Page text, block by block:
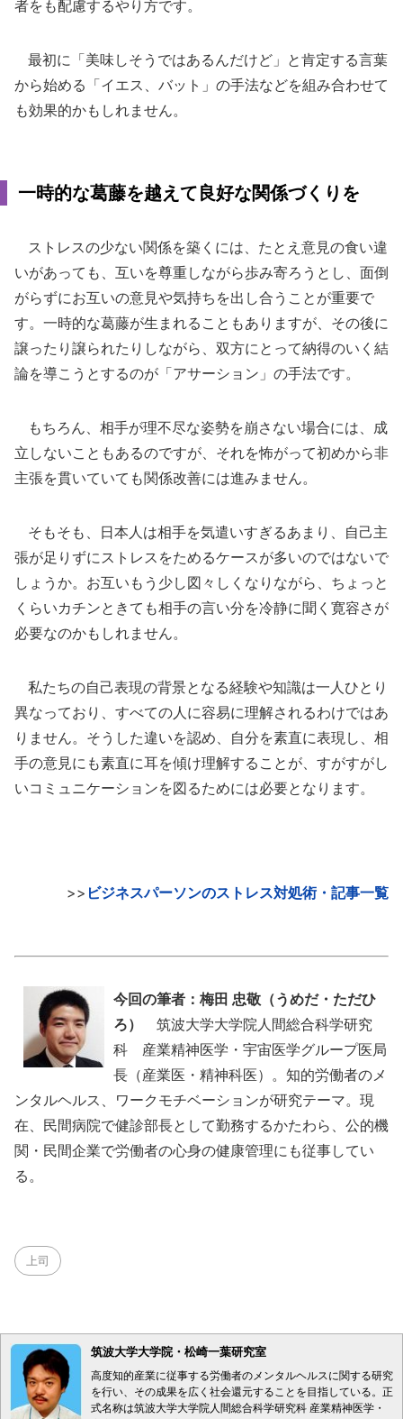
者をも配慮するやり方です。
最初に「美味しそうではあるんだけど」と肯定する言葉
から始める「イエス、バット」の手法などを組み合わせて
も効果的かもしれません。
一時的な葛藤を越えて良好な関係づくりを
ストレスの少ない関係を築くには、たとえ意見の食い違
いがあっても、互いを尊重しながら歩み寄ろうとし、面倒
がらずにお互いの意見や気持ちを出し合うことが重要で
す。一時的な葛藤が生まれることもありますが、その後に
譲ったり譲られたりしながら、双方にとって納得のいく結
論を導こうとするのが「アサーション」の手法です。
もちろん、相手が理不尽な姿勢を崩さない場合には、成
立しないこともあるのですが、それを怖がって初めから非
主張を貫いていても関係改善には進みません。
そもそも、日本人は相手を気遣いすぎるあまり、自己主
張が足りずにストレスをためるケースが多いのではないで
しょうか。お互いもう少し図々しくなりながら、ちょっと
くらいカチンときても相手の言い分を冷静に聞く寛容さが
必要なのかもしれません。
私たちの自己表現の背景となる経験や知識は一人ひとり
異なっており、すべての人に容易に理解されるわけではあ
りません。そうした違いを認め、自分を素直に表現し、相
手の意見にも素直に耳を傾け理解することが、すがすがし
いコミュニケーションを図るためには必要となります。
>> ビジネスパーソンのストレス対処術・記事一覧
今回の筆者：梅田 忠敬（うめだ・ただひ
ろ）
筑波大学大学院人間総合科学研究
科 産業精神医学・宇宙医学グループ医局
長（産業医・精神科医）。知的労働者のメ
ンタルヘルス、ワークモチベーションが研究テーマ。現
在、民間病院で健診部長として勤務するかたわら、公的機
関・民間企業で労働者の心身の健康管理にも従事してい
る。
上司
筑波大学大学院・松崎一葉研究室
高度知的産業に従事する労働者のメンタルヘルスに関する研究
を行い、その成果を広く社会還元することを目指している。正
式名称は筑波大学大学院人間総合科学研究科 産業精神医学・